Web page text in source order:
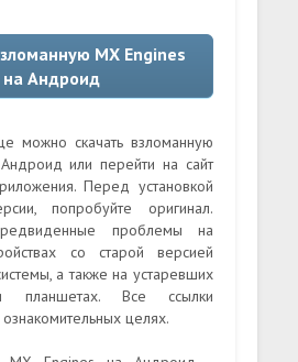
MX Engines
на Андроид
можно скачать взломанную
или перейти на сайт
Перед установкой
попробуйте оригинал.
проблемы на
со старой версией
а также на устаревших
планшетах. Все ссылки
целях.